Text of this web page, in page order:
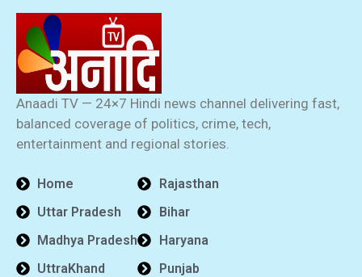
Anaadi TV — 24×7 Hindi news channel delivering fast,
balanced coverage of politics, crime, tech,
entertainment and regional stories.
Home
Uttar Pradesh
Madhya Pradesh
UttraKhand
Rajasthan
Bihar
Haryana
Punjab